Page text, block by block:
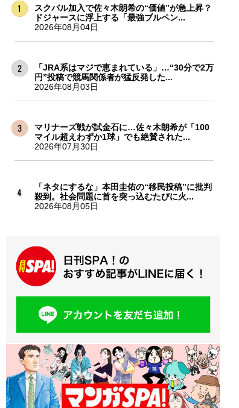
スクバル加入で佐々木朗希の“価値”が急上昇？
ドジャースに浮上する「最強ブルペン...
2026年08月04日
「JRA系はマジで恵まれている」…“30分で2万
円”投稿で競馬関係者が猛反発した...
2026年08月03日
マリナーズ戦が試金石に…佐々木朗希が「100
マイル超えわずか1球」でも絶賛された...
2026年07月30日
「ネタにするな」本田圭佑の“移民投稿”に批判
殺到。社会問題に首を突っ込むたびに火...
2026年08月05日